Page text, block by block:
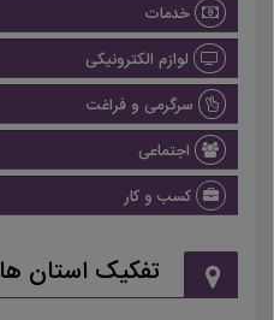
خدمات
لوازم الکترونیکی
سرگرمی و فراغت
اجتماعی
کسب و کار
تفکیک استان ها